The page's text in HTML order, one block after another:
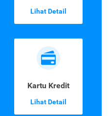
Lihat Detail
Kartu Kredit
Lihat Detail